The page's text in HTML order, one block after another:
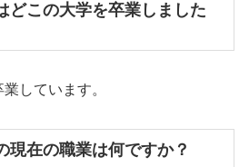
どこの大学を卒業しました
しています。
現在の職業は何ですか？